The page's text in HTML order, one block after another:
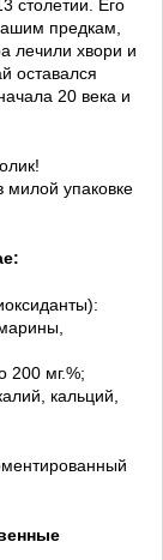
столетии. Его
предкам,
лечили хвори и
оставался
20 века и
упаковке
200 мг.%;
кальций,